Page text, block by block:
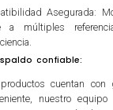
Asegurada:
a múltiples
confiable:
cuentan con
nuestro